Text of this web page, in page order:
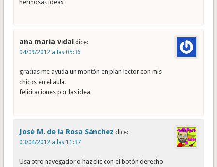
hermosas ideas
ana maria vidal dice:
04/09/2012 a las 05:36
gracias me ayuda un montón en plan lector con mis
chicos en el aula.
felicitaciones por las idea
José M. de la Rosa Sánchez dice:
03/04/2012 a las 11:37
Usa otro navegador o haz clic con el botón derecho